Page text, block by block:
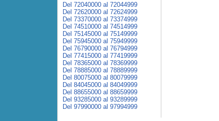
Del 72040000 al 72044999
Del 72620000 al 72624999
Del 73370000 al 73374999
Del 74510000 al 74514999
Del 75145000 al 75149999
Del 75945000 al 75949999
Del 76790000 al 76794999
Del 77415000 al 77419999
Del 78365000 al 78369999
Del 78885000 al 78889999
Del 80075000 al 80079999
Del 84045000 al 84049999
Del 88655000 al 88659999
Del 93285000 al 93289999
Del 97990000 al 97994999